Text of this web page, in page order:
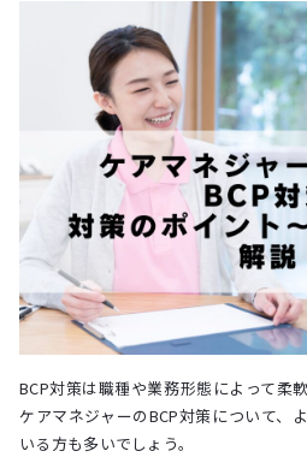
BCP対策は職種や業務形態によって柔
ケアマネジャーのBCP対策について、
いる方も多いでしょう。